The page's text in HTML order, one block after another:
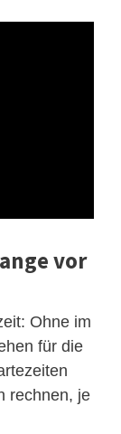
vor
Ohne im
für die
rechnen, je